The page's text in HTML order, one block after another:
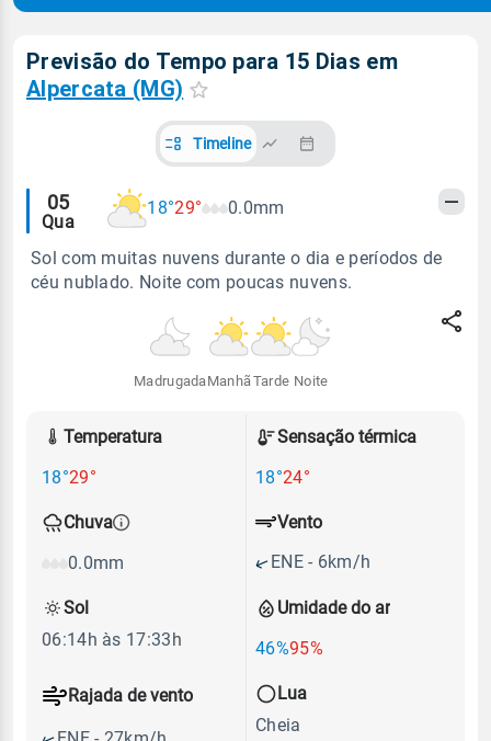
Previsão do Tempo para 15 Dias em
Alpercata (MG)
Timeline
Alertas
meteorológicos
05
Qua
18°29° 0.0mm
Sol com muitas nuvens durante o dia e períodos de
céu nublado. Noite com poucas nuvens.
Madrugada Manhã Tarde Noite
Temperatura
18°29°
Sensação térmica
18°24°
Chuva
0.0mm
Umidade do ar
46%95%
Vento
ENE - 6km/h
Rajada de vento
Sol
06:14h às 17:33h
Lua
Cheia